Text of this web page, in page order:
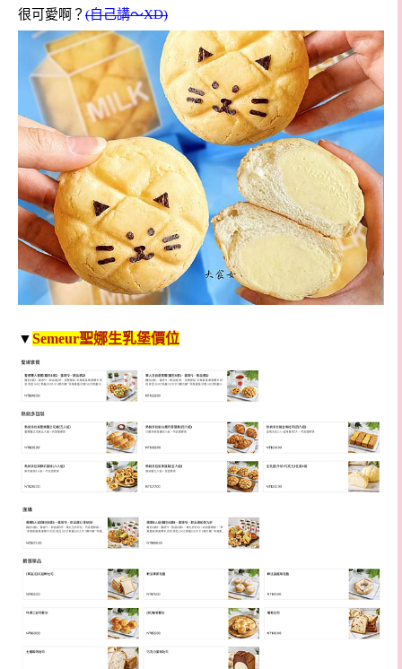
很可愛啊？ (自己講～XD)
▼Semeur聖娜生乳堡價位